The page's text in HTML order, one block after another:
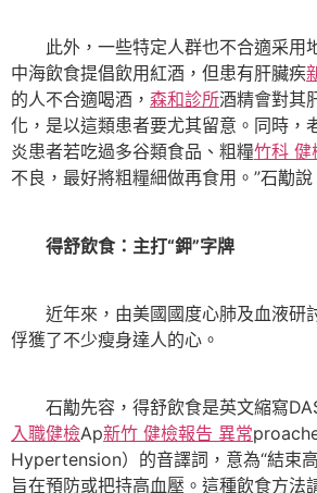
此外，一些特定人群也不合適采用
中海飲食提倡飲用紅酒，但患有肝臟疾
的人不合適喝酒， 森和診所酒精會對其
化，是以這類患者要尤其留意。同時，
炎患者若吃過多谷類食品、粗糧竹科 健
不良，最好將粗糧細做再食用。”石勱說
得舒飲食：主打“鉀”字牌
近年來，由美國國度心肺及血液研
俘獲了不少瘦身達人的心。
石勱先容，得舒飲食是英文縮寫
入職健檢Ap新竹 健檢報告 異常
Hypertension）的音譯詞，意為“結束
旨在預防或把持高血壓。這種飲食方法